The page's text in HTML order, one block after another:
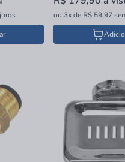
ou 3xde R$ 59,97